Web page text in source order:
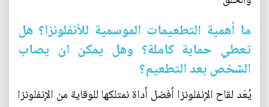
ما أهمية التطعيمات الموسمية للأنفلونزا؟ هل
تعطي حماية كاملة؟ وهل يمكن ان يصاب
الشخص بعد التطعيم؟
يُعَد لقاح الإنفلونزا أفضل أداة نمتلكها للوقاية من الإنفلونزا